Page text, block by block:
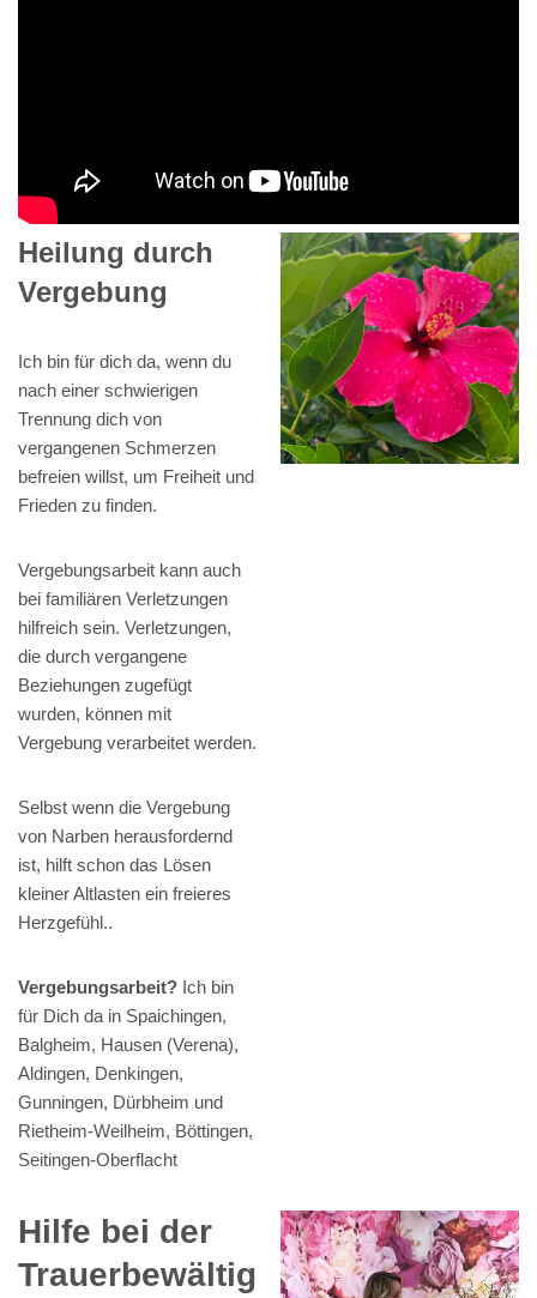
Heilung durch
Vergebung
Ich bin für dich da, wenn du
nach einer schwierigen
Trennung dich von
vergangenen Schmerzen
befreien willst, um Freiheit und
Frieden zu finden.
Vergebungsarbeit kann auch
bei familiären Verletzungen
hilfreich sein. Verletzungen,
die durch vergangene
Beziehungen zugefügt
wurden, können mit
Vergebung verarbeitet werden.
Selbst wenn die Vergebung
von Narben herausfordernd
ist, hilft schon das Lösen
kleiner Altlasten ein freieres
Herzgefühl..
Vergebungsarbeit? Ich bin
für Dich da in Spaichingen,
Balgheim, Hausen (Verena),
Aldingen, Denkingen,
Gunningen, Dürbheim und
Rietheim-Weilheim, Böttingen,
Seitingen-Oberflacht
Hilfe bei der
Trauerbewältig